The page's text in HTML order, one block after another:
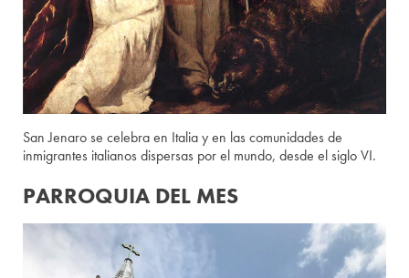
San Jenaro se celebra en Italia y en las comunidades de
inmigrantes italianos dispersas por el mundo, desde el siglo VI.
PARROQUIA DEL MES